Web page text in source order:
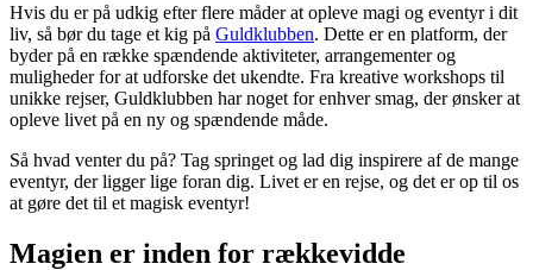
Hvis du er på udkig efter flere måder at opleve magi og eventyr i dit
liv, så bør du tage et kig på Guldklubben. Dette er en platform, der
byder på en række spændende aktiviteter, arrangementer og
muligheder for at udforske det ukendte. Fra kreative workshops til
unikke rejser, Guldklubben har noget for enhver smag, der ønsker at
opleve livet på en ny og spændende måde.
Så hvad venter du på? Tag springet og lad dig inspirere af de mange
eventyr, der ligger lige foran dig. Livet er en rejse, og det er op til os
at gøre det til et magisk eventyr!
Magien er inden for rækkevidde